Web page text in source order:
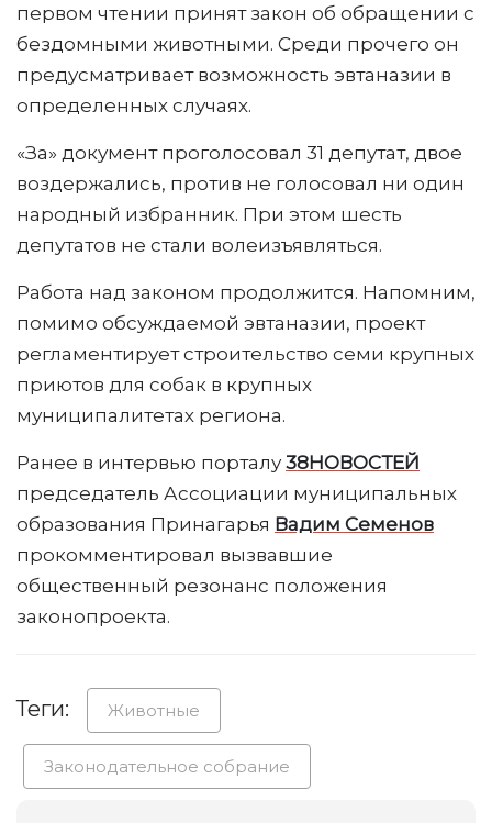
первом чтении принят закон об обращении с
бездомными животными. Среди прочего он
предусматривает возможность эвтаназии в
определенных случаях.
«За» документ проголосовал 31 депутат, двое
воздержались, против не голосовал ни один
народный избранник. При этом шесть
депутатов не стали волеизъявляться.
Работа над законом продолжится. Напомним,
помимо обсуждаемой эвтаназии, проект
регламентирует строительство семи крупных
приютов для собак в крупных
муниципалитетах региона.
Ранее в интервью порталу 38НОВОСТЕЙ
председатель Ассоциации муниципальных
образования Принагарья Вадим Семенов
прокомментировал вызвавшие
общественный резонанс положения
законопроекта.
Теги: Животные
Законодательное собрание